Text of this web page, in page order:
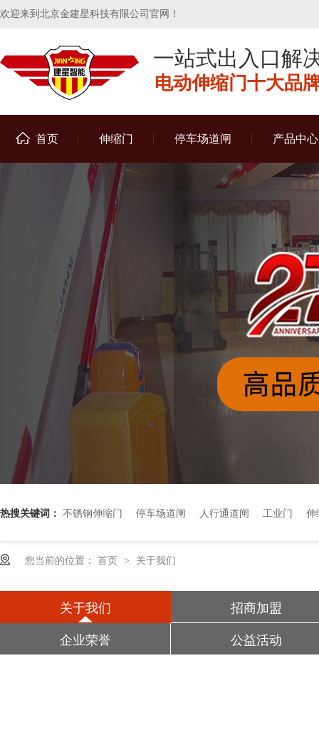
欢迎来到北京金建星科技有限公司官网！
一站式出入口解
电动伸缩门十大品
首页 伸缩门 停车场道闸 产品中心
热搜关键词： 不锈钢伸缩门 停车场道闸 人行通道闸 工业门 伸
您当前的位置： 首页 > 关于我们
关于我们
招商加盟
企业荣誉
公益活动